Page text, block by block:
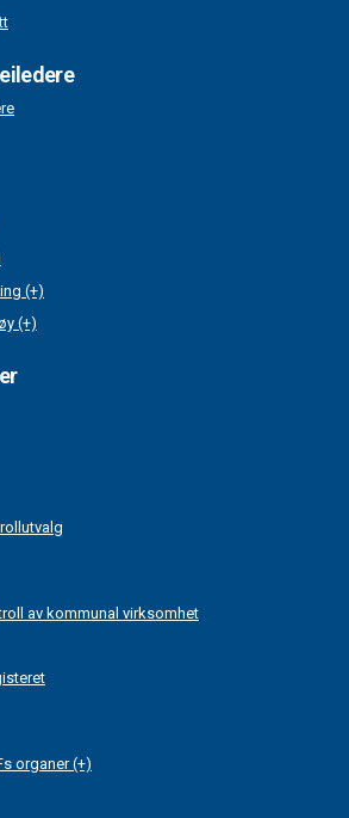
(+)
(+)
av kommunal virksomhet
organer (+)